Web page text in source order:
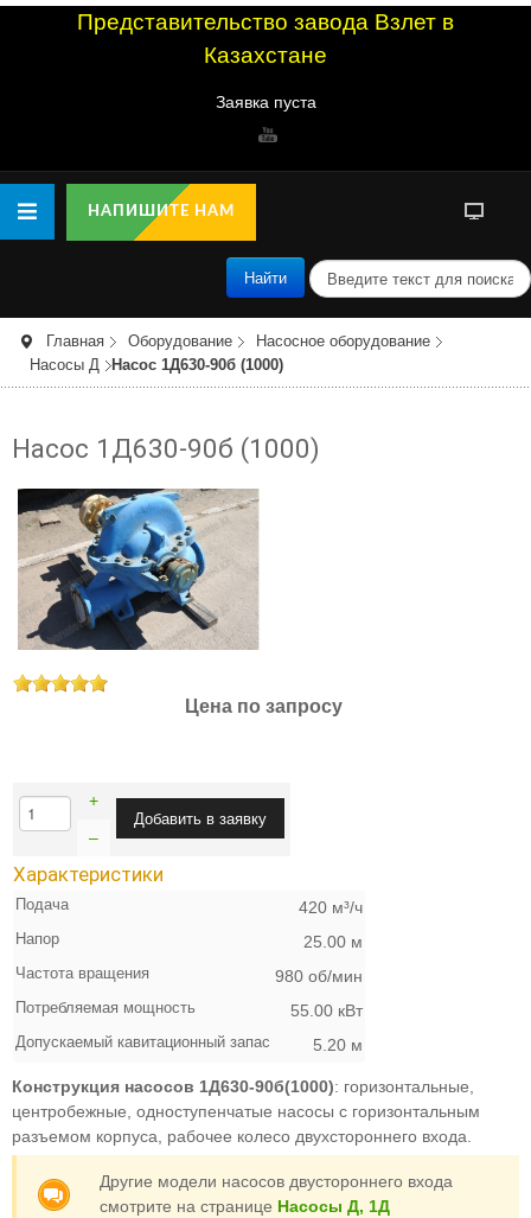
Представительство завода Взлет в
Казахстане
Заявка пуста
НАПИШИТЕ НАМ
Найти
п
о
и
с
Главная Оборудование
Насосное оборудование
Насосы Д
Насос 1Д630-90б (1000)
Насос 1Д630-90б (1000)
Цена по запросу
+
–
Характеристики
Подача 420 м³/ч
Напор 25.00 м
Частота вращения 980 об/мин
Потребляемая мощность 55.00 кВт
Допускаемый кавитационный запас 5.20 м
Конструкция насосов 1Д630-90б(1000): горизонтальные,
центробежные, одноступенчатые насосы с горизонтальным
разъемом корпуса, рабочее колесо двухстороннего входа.
Другие модели насосов двустороннего входа
смотрите на странице Насосы Д, 1Д